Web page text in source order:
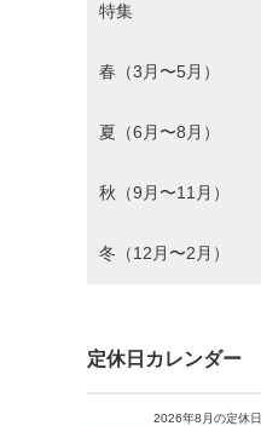
特集
春（3月〜5月）
夏（6月〜8月）
秋（9月〜11月）
冬（12月〜2月）
定休日カレンダー
2026年8月の定休日